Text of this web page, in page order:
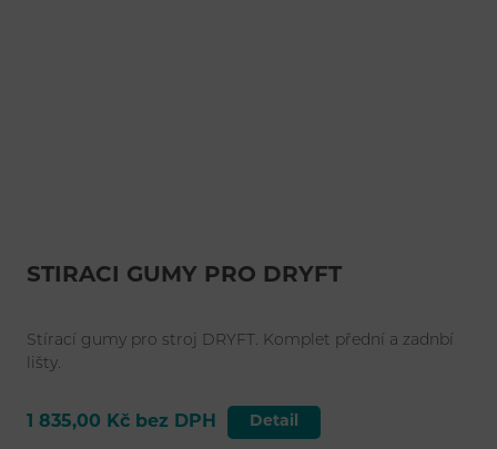
STÍRACÍ GUMY PRO DRYFT
Stírací gumy pro stroj DRYFT. Komplet přední a zadnbí
lišty.
1 835,00 Kč bez DPH Detail